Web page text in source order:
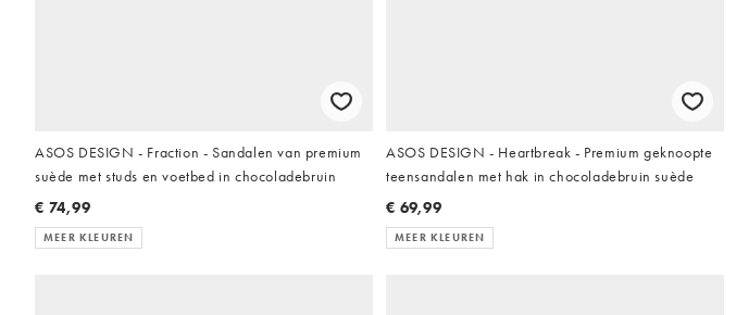
ASOS DESIGN - Fraction - Sandalen van premium
suède met studs en voetbed in chocoladebruin
€ 74,99
MEER KLEUREN
ASOS DESIGN - Heartbreak - Premium geknoopte
teensandalen met hak in chocoladebruin suède
€ 69,99
MEER KLEUREN